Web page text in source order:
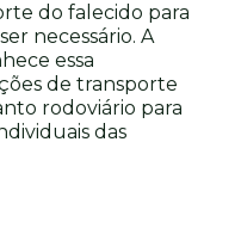
do falecido para
necessário. A
essa
de transporte
rodoviário para
das